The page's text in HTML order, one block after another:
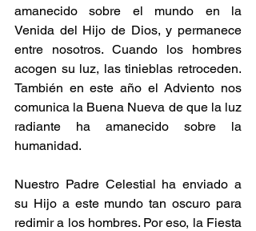
amanecido sobre el mundo en la
Venida del Hijo de Dios, y permanece
entre nosotros. Cuando los hombres
acogen su luz, las tinieblas retroceden.
También en este año el Adviento nos
comunica la Buena Nueva de que la luz
radiante ha amanecido sobre la
humanidad.
Nuestro Padre Celestial ha enviado a
su Hijo a este mundo tan oscuro para
redimir a los hombres. Por eso, la Fiesta